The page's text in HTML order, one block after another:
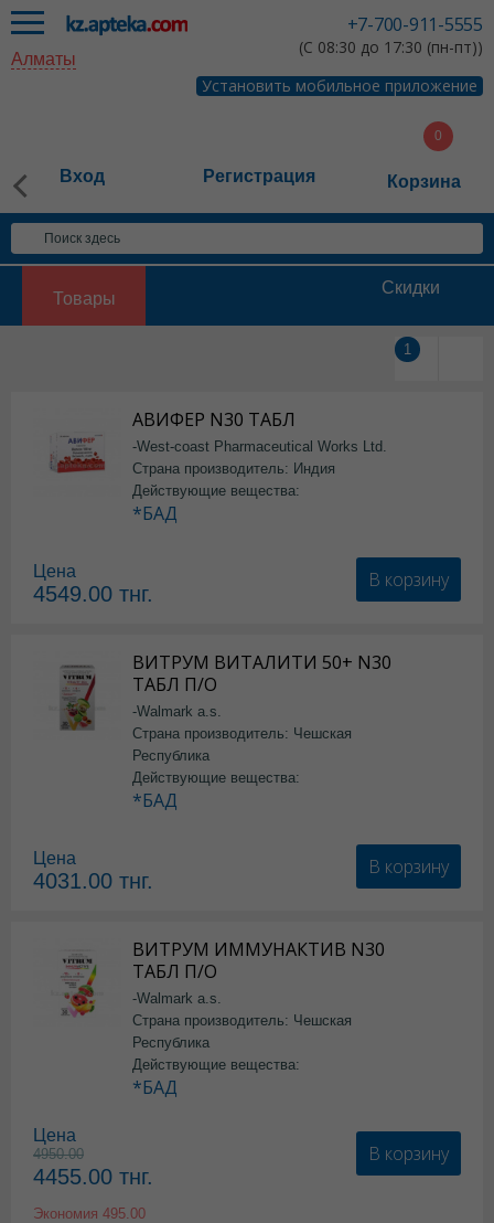
+7-700-911-5555
(С 08:30 до 17:30 (пн-пт))
Установить мобильное приложение
Алматы
Вход Регистрация Корзина
Товары
Скидки
1
АВИФЕР N30 ТАБЛ
-West-coast Pharmaceutical Works Ltd.
Страна производитель: Индия
Действующие вещества:
*БАД
Цена
4549.00 тнг.
В корзину
ВИТРУМ ВИТАЛИТИ 50+ N30
ТАБЛ П/О
-Walmark a.s.
Страна производитель: Чешская
Республика
Действующие вещества:
*БАД
Цена
4031.00 тнг.
В корзину
ВИТРУМ ИММУНАКТИВ N30
ТАБЛ П/О
-Walmark a.s.
Страна производитель: Чешская
Республика
Действующие вещества:
*БАД
Цена
4950.00
4455.00 тнг.
Экономия 495.00
В корзину